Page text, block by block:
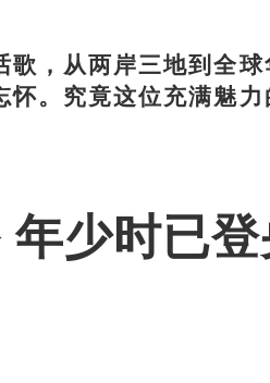
，从两岸三地到全球
。究竟这位充满魅力
少时已